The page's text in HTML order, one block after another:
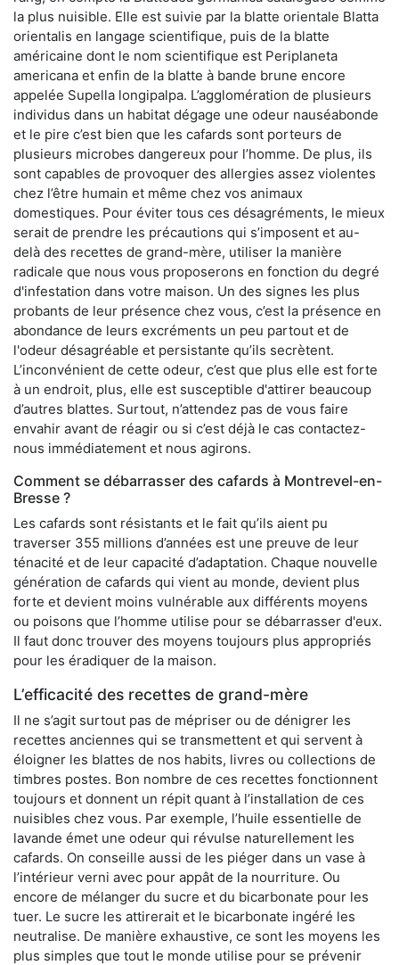
la plus nuisible. Elle est suivie par la blatte orientale Blatta
orientalis en langage scientifique, puis de la blatte
américaine dont le nom scientifique est Periplaneta
americana et enfin de la blatte à bande brune encore
appelée Supella longipalpa. L’agglomération de plusieurs
individus dans un habitat dégage une odeur nauséabonde
et le pire c’est bien que les cafards sont porteurs de
plusieurs microbes dangereux pour l’homme. De plus, ils
sont capables de provoquer des allergies assez violentes
chez l’être humain et même chez vos animaux
domestiques. Pour éviter tous ces désagréments, le mieux
serait de prendre les précautions qui s’imposent et au-
delà des recettes de grand-mère, utiliser la manière
radicale que nous vous proposerons en fonction du degré
d'infestation dans votre maison. Un des signes les plus
probants de leur présence chez vous, c’est la présence en
abondance de leurs excréments un peu partout et de
l'odeur désagréable et persistante qu’ils secrètent.
L’inconvénient de cette odeur, c’est que plus elle est forte
à un endroit, plus, elle est susceptible d'attirer beaucoup
d’autres blattes. Surtout, n’attendez pas de vous faire
envahir avant de réagir ou si c’est déjà le cas contactez-
nous immédiatement et nous agirons.
Comment se débarrasser des cafards à Montrevel-en-
Bresse ?
Les cafards sont résistants et le fait qu’ils aient pu
traverser 355 millions d’années est une preuve de leur
ténacité et de leur capacité d’adaptation. Chaque nouvelle
génération de cafards qui vient au monde, devient plus
forte et devient moins vulnérable aux différents moyens
ou poisons que l’homme utilise pour se débarrasser d'eux.
Il faut donc trouver des moyens toujours plus appropriés
pour les éradiquer de la maison.
L’efficacité des recettes de grand-mère
Il ne s’agit surtout pas de mépriser ou de dénigrer les
recettes anciennes qui se transmettent et qui servent à
éloigner les blattes de nos habits, livres ou collections de
timbres postes. Bon nombre de ces recettes fonctionnent
toujours et donnent un répit quant à l’installation de ces
nuisibles chez vous. Par exemple, l’huile essentielle de
lavande émet une odeur qui révulse naturellement les
cafards. On conseille aussi de les piéger dans un vase à
l’intérieur verni avec pour appât de la nourriture. Ou
encore de mélanger du sucre et du bicarbonate pour les
tuer. Le sucre les attirerait et le bicarbonate ingéré les
neutralise. De manière exhaustive, ce sont les moyens les
plus simples que tout le monde utilise pour se prévenir